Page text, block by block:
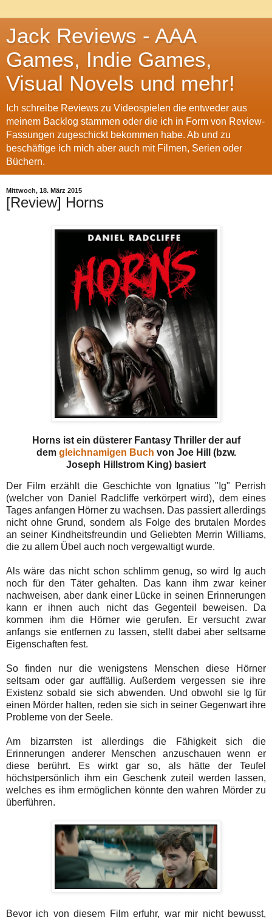
Jack Reviews - AAA
Games, Indie Games,
Visual Novels und mehr!
Ich schreibe Reviews zu Videospielen die entweder aus
meinem Backlog stammen oder die ich in Form von Review-
Fassungen zugeschickt bekommen habe. Ab und zu
beschäftige ich mich aber auch mit Filmen, Serien oder
Büchern.
Mittwoch, 18. März 2015
[Review] Horns
Horns ist ein düsterer Fantasy Thriller der auf
dem gleichnamigen Buch von Joe Hill (bzw.
Joseph Hillstrom King) basiert
Der Film erzählt die Geschichte von Ignatius "Ig" Perrish
(welcher von Daniel Radcliffe verkörpert wird), dem eines
Tages anfangen Hörner zu wachsen. Das passiert allerdings
nicht ohne Grund, sondern als Folge des brutalen Mordes
an seiner Kindheitsfreundin und Geliebten Merrin Williams,
die zu allem Übel auch noch vergewaltigt wurde.
Als wäre das nicht schon schlimm genug, so wird Ig auch
noch für den Täter gehalten. Das kann ihm zwar keiner
nachweisen, aber dank einer Lücke in seinen Erinnerungen
kann er ihnen auch nicht das Gegenteil beweisen. Da
kommen ihm die Hörner wie gerufen. Er versucht zwar
anfangs sie entfernen zu lassen, stellt dabei aber seltsame
Eigenschaften fest.
So finden nur die wenigstens Menschen diese Hörner
seltsam oder gar auffällig. Außerdem vergessen sie ihre
Existenz sobald sie sich abwenden. Und obwohl sie Ig für
einen Mörder halten, reden sie sich in seiner Gegenwart ihre
Probleme von der Seele.
Am bizarrsten ist allerdings die Fähigkeit sich die
Erinnerungen anderer Menschen anzuschauen wenn er
diese berührt. Es wirkt gar so, als hätte der Teufel
höchstpersönlich ihm ein Geschenk zuteil werden lassen,
welches es ihm ermöglichen könnte den wahren Mörder zu
überführen.
Bevor ich von diesem Film erfuhr, war mir nicht bewusst,